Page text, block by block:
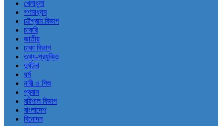
খেলাধুলা
গণমাধ্যম
চট্টগ্রাম বিভাগ
চাকরি
জাতীয়
ঢাকা বিভাগ
তথ্য-প্রযুক্তি
দুর্ঘটনা
ধর্ম
নারী ও শিশু
প্রবাস
বরিশাল বিভাগ
বাংলাদেশ
বিনোদন